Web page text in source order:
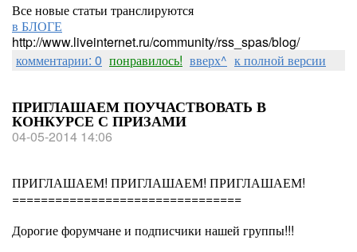
Все новые статьи транслируются
в БЛОГЕ
http://www.liveinternet.ru/community/rss_spas/blog/
комментарии: 0 понравилось! вверх^ к полной версии
ПРИГЛАШАЕМ ПОУЧАСТВОВАТЬ В
КОНКУРСЕ С ПРИЗАМИ
04-05-2014 14:06
ПРИГЛАШАЕМ! ПРИГЛАШАЕМ! ПРИГЛАШАЕМ!
================================
Дорогие форумчане и подписчики нашей группы!!!